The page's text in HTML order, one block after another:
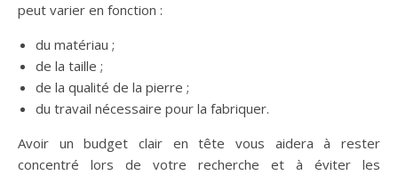
peut varier en fonction :
du matériau ;
de la taille ;
de la qualité de la pierre ;
du travail nécessaire pour la fabriquer.
Avoir un budget clair en tête vous aidera à rester
concentré lors de votre recherche et à éviter les